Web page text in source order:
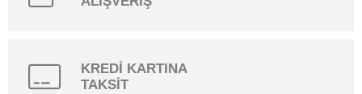
KREDİ KARTINA
TAKSİT